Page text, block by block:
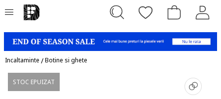
Incaltaminte /Botine si ghete
STOC EPUIZAT